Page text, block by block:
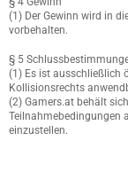
(1) Der Gewinn wird in
vorbehalten.
§ 5
(1) Es ist ausschließlich
Kollisionsrechts
(2) Gamers.at behält
Teilnahmebedingungen
einzustellen.